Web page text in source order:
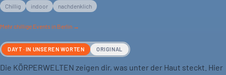
Chillig indoor nachdenklich
Mehrchillige Events in Berlin →
DAYT · IN UNSEREN WORTEN ORIGINAL
Die KÖRPERWELTEN zeigen dir, was unter der Haut steckt. Hier